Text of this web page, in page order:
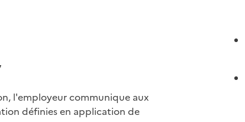
l'employeur communique aux
définies en application de